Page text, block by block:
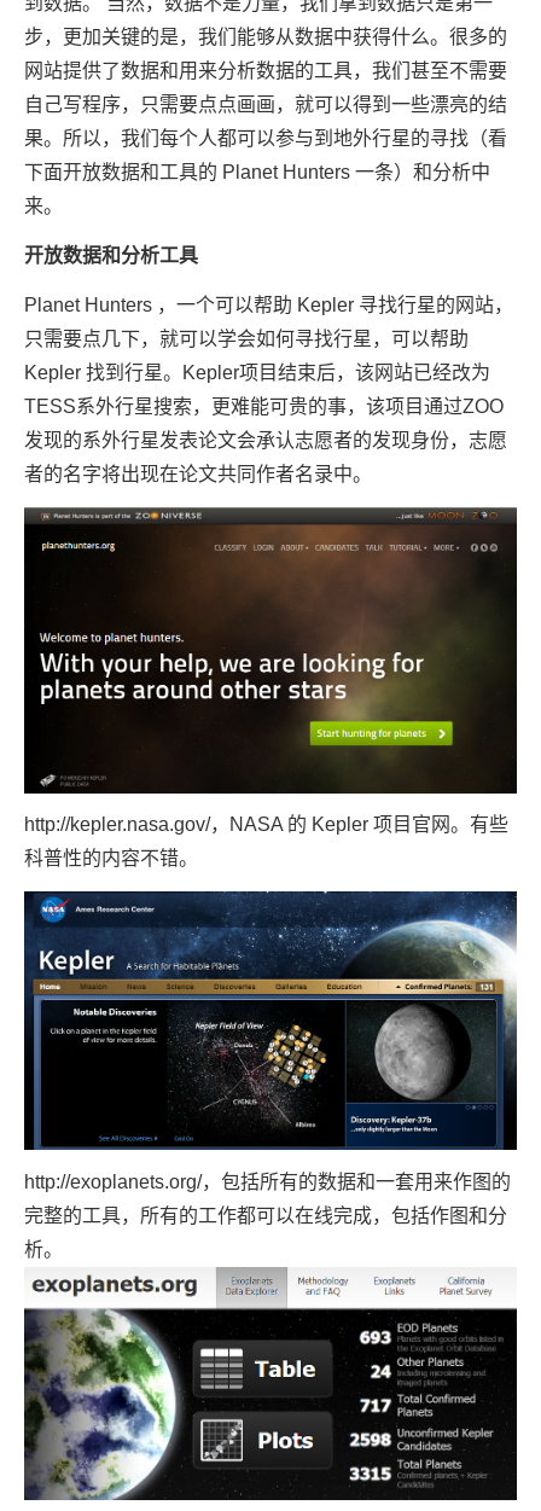
步，更加关键的是，我们能够从数据中获得什么。很多的
网站提供了数据和用来分析数据的工具，我们甚至不需要
自己写程序，只需要点点画画，就可以得到一些漂亮的结
果。所以，我们每个人都可以参与到地外行星的寻找（看
下面开放数据和工具的 Planet Hunters 一条）和分析中
来。
开放数据和分析工具
Planet Hunters ，一个可以帮助 Kepler 寻找行星的网站，
只需要点几下，就可以学会如何寻找行星，可以帮助
Kepler 找到行星。Kepler项目结束后，该网站已经改为
TESS系外行星搜索，更难能可贵的事，该项目通过ZOO
发现的系外行星发表论文会承认志愿者的发现身份，志愿
者的名字将出现在论文共同作者名录中。
http://kepler.nasa.gov/，NASA 的 Kepler 项目官网。有些
科普性的内容不错。
http://exoplanets.org/，包括所有的数据和一套用来作图的
完整的工具，所有的工作都可以在线完成，包括作图和分
析。